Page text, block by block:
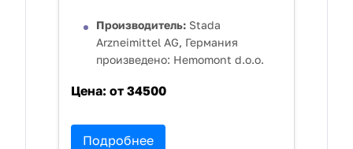
Производитель: Stada
Arzneimittel AG, Германия
произведено: Hemomont d.o.o.
Цена: от 34500
Подробнее